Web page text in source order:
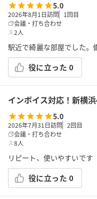
5.0
2026年8月1日訪問 1 回目
会議・打ち合わせ
2人
駅近で綺麗な部屋でした。
役に立った 0
5.0
2026年7月31日訪問 2回目
会議・打ち合わせ
8人
リピート、使いやすいです
役に立った 0